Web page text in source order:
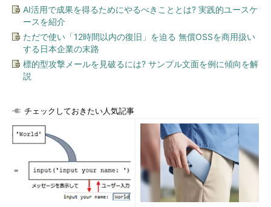
AI活用で成果を得るためにやるべきこととは? 実践的ユースケ
ースを紹介
ただで使い「12時間以内の復旧」を迫る 無償OSSを商用扱い
する日本企業の末路
標的型攻撃メールを見破るには? サンプル文面を例に傾向を解
説
チェックしておきたい人気記事